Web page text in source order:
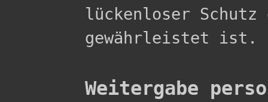
lückenloser
gewährleistet ist.
Weitergabe